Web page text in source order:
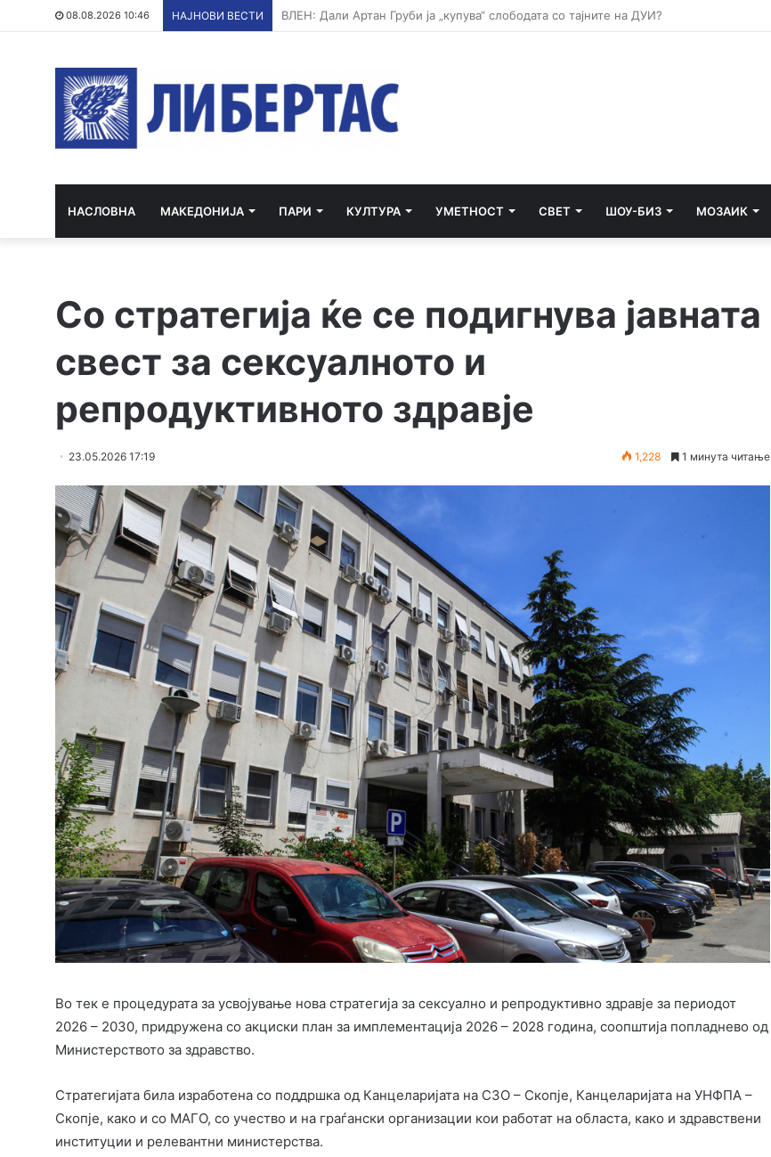
08.08.2026 10:46 НАЈНОВИ ВЕСТИ Повеќе од 240 заразени со вирусот Западен Нил во Европа
НАСЛОВНА МАКЕДОНИЈА ПАРИ КУЛТУРА УМЕТНОСТ СВЕТ ШОУ-БИЗ МОЗАИК
Со стратегија ќе се подигнува јавната
свест за сексуалното и
репродуктивното здравје
23.05.2026 17:19 1,228 1 минута читање
Во тек е процедурата за усвојување нова стратегија за сексуално и репродуктивно здравје за периодот
2026 – 2030, придружена со акциски план за имплементација 2026 – 2028 година, соопштија попладнево од
Министерството за здравство.
Стратегијата била изработена со поддршка од Канцеларијата на СЗО – Скопје, Канцеларијата на УНФПА –
Скопје, како и со МАГО, со учество и на граѓански организации кои работат на областа, како и здравствени
институции и релевантни министерства.